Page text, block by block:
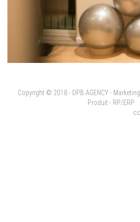
Copyright © 2018 - DPB AGENCY -
Produit - RP/ERP